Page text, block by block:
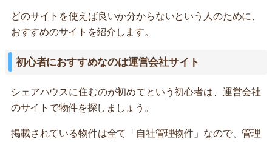
どのサイトを使えば良いか分からないという人のために、
おすすめのサイトを紹介します。
初心者におすすめなのは運営会社サイト
シェアハウスに住むのが初めてという初心者は、運営会社
のサイトで物件を探しましょう。
掲載されている物件は全て「自社管理物件」なので、管理